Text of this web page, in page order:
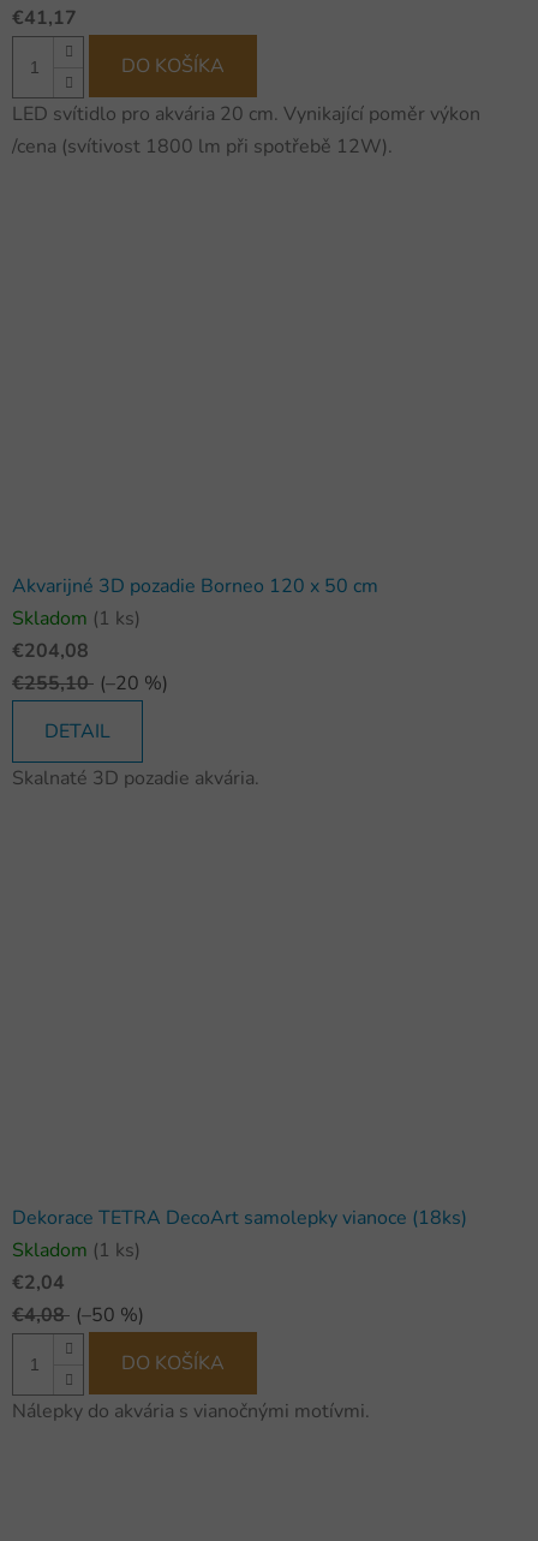
€41,17
DO KOŠÍKA
LED svítidlo pro akvária 20 cm. Vynikající poměr výkon
/cena (svítivost 1800 lm při spotřebě 12W).
Akvarijné 3D pozadie Borneo 120 x 50 cm
Skladom (1 ks)
€204,08
€255,10 (–20 %)
DETAIL
Skalnaté 3D pozadie akvária.
Dekorace TETRA DecoArt samolepky vianoce (18ks)
Skladom (1 ks)
€2,04
€4,08 (–50 %)
DO KOŠÍKA
Nálepky do akvária s vianočnými motívmi.